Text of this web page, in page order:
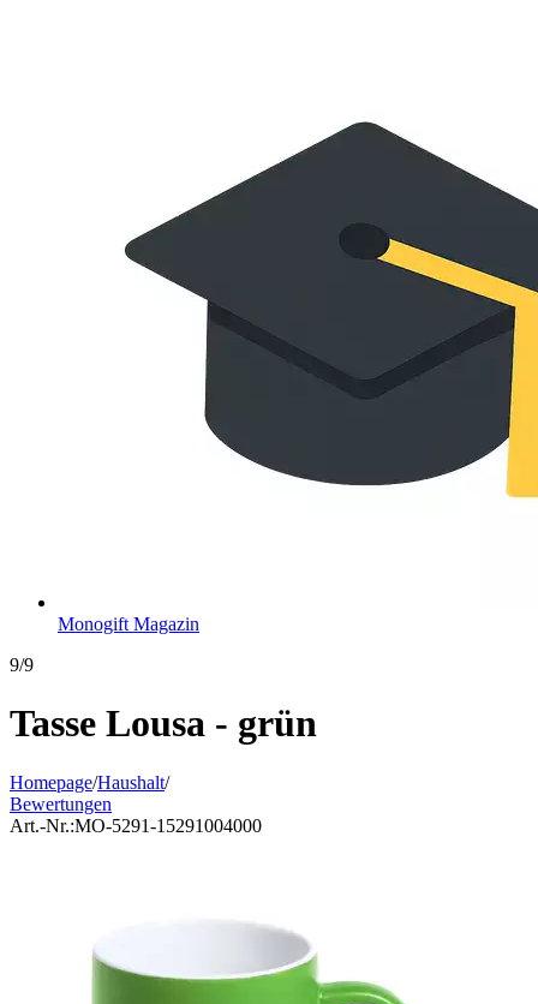
Monogift Magazin
9/9
Tasse Lousa - grün
Homepage/Haushalt/
Bewertungen
Art.-Nr.:MO-5291-15291004000